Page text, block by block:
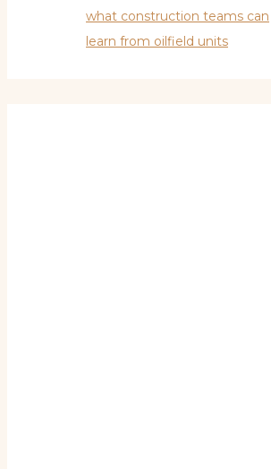
what construction teams can
learn from oilfield units